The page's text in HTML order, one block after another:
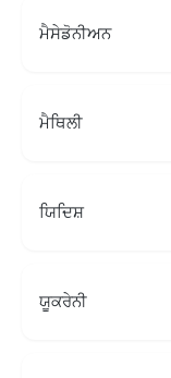
ਮੈਸੇਡੋਨੀਅਨ
ਮੈਥਿਲੀ
ਯਿਦਿਸ਼
ਯੂਕਰੇਨੀ